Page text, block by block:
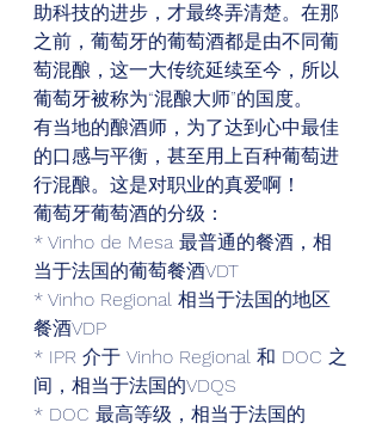
助科技的进步，才最终弄清楚。在那
之前，葡萄牙的葡萄酒都是由不同葡
萄混酿，这一大传统延续至今，所以
葡萄牙被称为“混酿大师”的国度。
有当地的酿酒师，为了达到心中最佳
的口感与平衡，甚至用上百种葡萄进
行混酿。这是对职业的真爱啊！
葡萄牙葡萄酒的分级：
* Vinho de Mesa 最普通的餐酒，相
当于法国的葡萄餐酒VDT
* Vinho Regional 相当于法国的地区
餐酒VDP
* IPR 介于 Vinho Regional 和 DOC 之
间，相当于法国的VDQS
* DOC 最高等级，相当于法国的